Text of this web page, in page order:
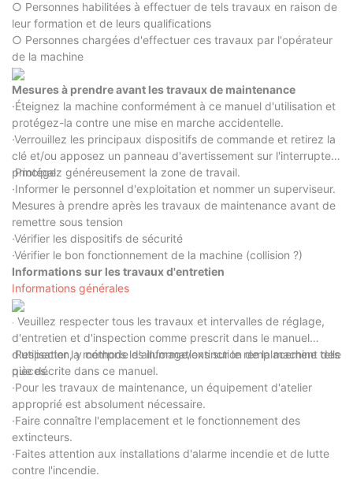
○ Personnes habilitées à effectuer de tels travaux en raison de
leur formation et de leurs qualifications
○ Personnes chargées d'effectuer ces travaux par l'opérateur
de la machine
Mesures à prendre avant les travaux de maintenance
·Éteignez la machine conformément à ce manuel d'utilisation et
protégez-la contre une mise en marche accidentelle.
·Verrouillez les principaux dispositifs de commande et retirez la
clé et/ou apposez un panneau d'avertissement sur l'interrupteur
principal.
·Protégez généreusement la zone de travail.
·Informer le personnel d'exploitation et nommer un superviseur.
Mesures à prendre après les travaux de maintenance avant de
remettre sous tension
·Vérifier les dispositifs de sécurité
·Vérifier le bon fonctionnement de la machine (collision ?)
Informations sur les travaux d'entretien
Informations générales
· Veuillez respecter tous les travaux et intervalles de réglage,
d'entretien et d'inspection comme prescrit dans le manuel
d'utilisation, y compris les informations sur le remplacement des
pièces.
·Respecter la méthode d'allumage/extinction de la machine telle
que décrite dans ce manuel.
·Pour les travaux de maintenance, un équipement d'atelier
approprié est absolument nécessaire.
·Faire connaître l'emplacement et le fonctionnement des
extincteurs.
·Faites attention aux installations d'alarme incendie et de lutte
contre l'incendie.